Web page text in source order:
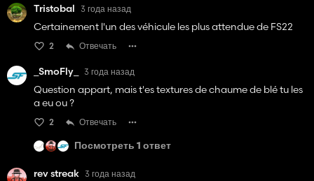
Tristobal 3 года назад
Certainement l'un des véhicule les plus attendue de FS22
2 Отвечать
_SmoFly_ 3 года назад
Question appart, mais t'es textures de chaume de blé tu les
a eu ou ?
2 Отвечать
Посмотреть 1 ответ
rev streak 3 года назад